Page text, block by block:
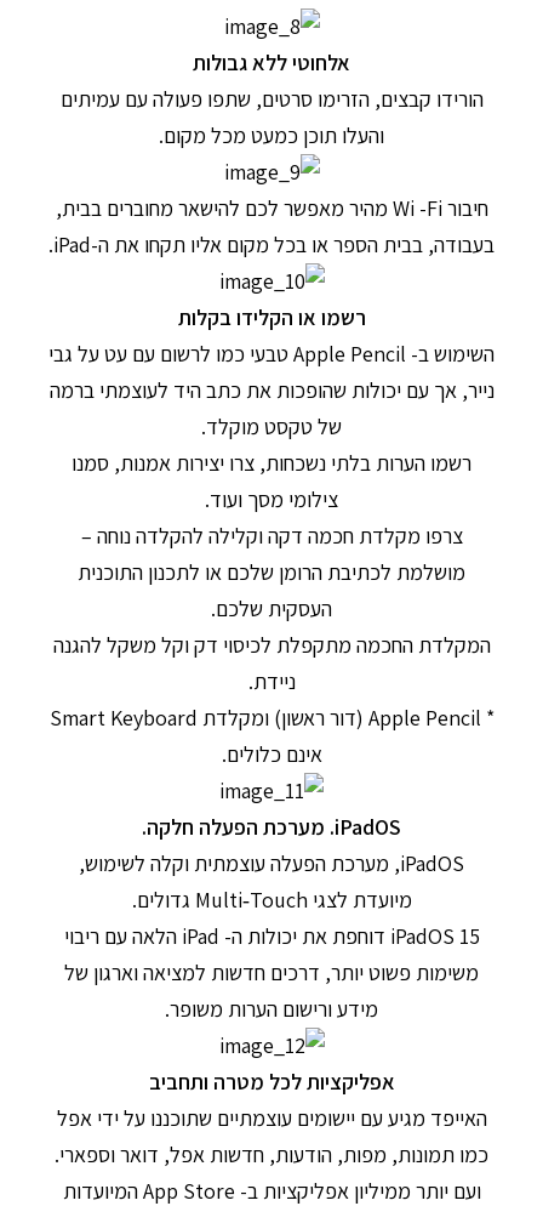
אלחוטי ללא גבולות
הורידו קבצים, הזרימו סרטים, שתפו פעולה עם עמיתים
והעלו תוכן כמעט מכל מקום.
חיבור Wi -Fi מהיר מאפשר לכם להישאר מחוברים בבית,
בעבודה, בבית הספר או בכל מקום אליו תקחו את ה-iPad.
רשמו או הקלידו בקלות
השימוש ב- Apple Pencil טבעי כמו לרשום עם עט על גבי
נייר, אך עם יכולות שהופכות את כתב היד לעוצמתי ברמה
של טקסט מוקלד.
רשמו הערות בלתי נשכחות, צרו יצירות אמנות, סמנו
צילומי מסך ועוד.
צרפו מקלדת חכמה דקה וקלילה להקלדה נוחה –
מושלמת לכתיבת הרומן שלכם או לתכנון התוכנית
העסקית שלכם.
המקלדת החכמה מתקפלת לכיסוי דק וקל משקל להגנה
ניידת.
* Apple Pencil (דור ראשון) ומקלדת Smart Keyboard
אינם כלולים.
iPadOS. מערכת הפעלה חלקה.
iPadOS, מערכת הפעלה עוצמתית וקלה לשימוש,
מיועדת לצגי Multi‑Touch גדולים.
iPadOS 15 דוחפת את יכולות ה- iPad הלאה עם ריבוי
משימות פשוט יותר, דרכים חדשות למציאה וארגון של
מידע ורישום הערות משופר.
אפליקציות לכל מטרה ותחביב
האייפד מגיע עם יישומים עוצמתיים שתוכננו על ידי אפל
כמו תמונות, מפות, הודעות, חדשות אפל, דואר וספארי.
ועם יותר ממיליון אפליקציות ב- App Store המיועדות